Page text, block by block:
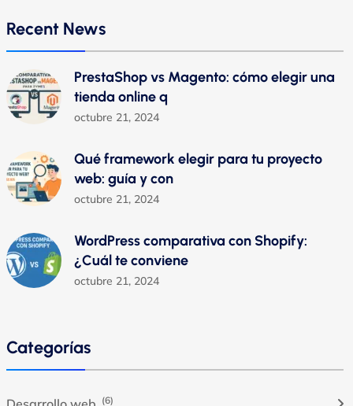
Recent News
PrestaShop vs Magento: cómo elegir una
tienda online q
octubre 21, 2024
Qué framework elegir para tu proyecto
web: guía y con
octubre 21, 2024
WordPress comparativa con Shopify:
¿Cuál te conviene
octubre 21, 2024
Categorías
(6)